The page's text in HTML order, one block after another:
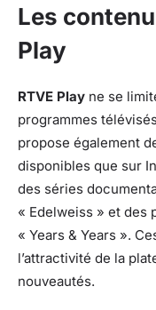
Les
Play
RTVE Play ne se
programmes
propose également
disponibles que sur
des séries
« Edelweiss » et des
« Years & Years ».
l’attractivité de la
nouveautés.